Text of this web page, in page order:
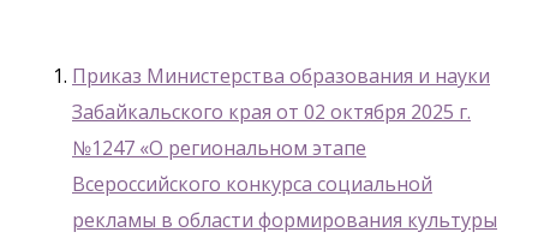
Приказ Министерства образования и науки
Забайкальского края от 02 октября 2025 г.
№1247 «О региональном этапе
Всероссийского конкурса социальной
рекламы в области формирования культуры